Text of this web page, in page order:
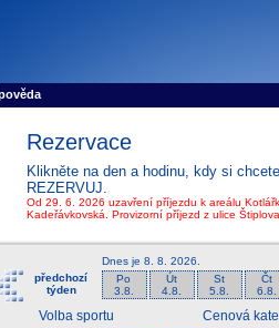
sportu
Rezervace
Klikněte na den a hodinu, kdy si
REZERVUJ.
Od 29. 6. 2026 uzavření příjezdu k areálu
Kadeřávkovská. Provizorní příjezd z ulice
předchozí
týden
Dnes je8. 8. 2026
Po
3.8.
Út
4.8.
St
5.8.
Čt
6.8.
Volba sportu Cenová